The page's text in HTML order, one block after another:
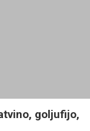
goljufijo,